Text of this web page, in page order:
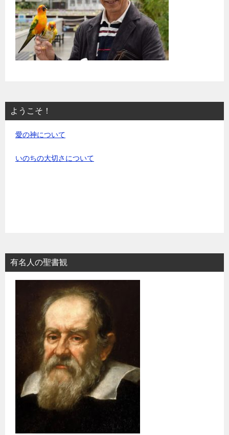
ようこそ！
愛の神について
いのちの大切さについて
有名人の聖書観